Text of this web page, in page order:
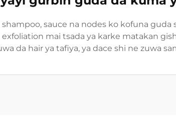
sauce na nodes ko kofuna
mai tsada ya karke matakan
da hair ya tafiya, ya dace shi ne zuwa